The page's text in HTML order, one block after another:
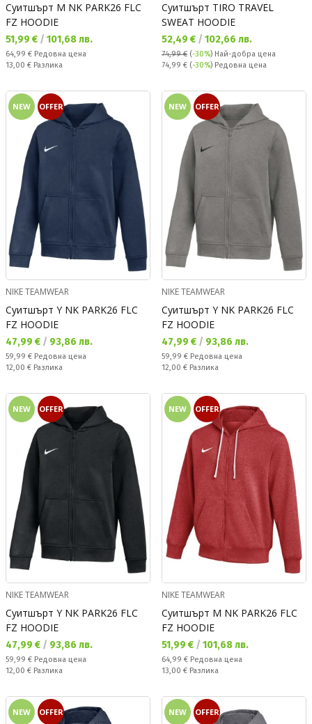
Суитшърт M NK PARK26 FLC
FZ HOODIE
Текуща цена:
51,99 € / 101,68 лв.
Редовна цена:
64,99 € Редовна цена
Спестявате:
13,00 € Разлика
Суитшърт TIRO TRAVEL
SWEAT HOODIE
Текуща цена:
52,49 € / 102,66 лв.
74,99 € (-30%) Най-добра цена
Редовна цена:
74,99 € (-30%) Редовна цена
NEW OFFER
NIKE TEAMWEAR
Суитшърт Y NK PARK26 FLC
FZ HOODIE
Текуща цена:
47,99 € / 93,86 лв.
Редовна цена:
59,99 € Редовна цена
Спестявате:
12,00 € Разлика
NEW OFFER
NIKE TEAMWEAR
Суитшърт Y NK PARK26 FLC
FZ HOODIE
Текуща цена:
47,99 € / 93,86 лв.
Редовна цена:
59,99 € Редовна цена
Спестявате:
12,00 € Разлика
NEW OFFER
NIKE TEAMWEAR
Суитшърт Y NK PARK26 FLC
FZ HOODIE
Текуща цена:
47,99 € / 93,86 лв.
Редовна цена:
59,99 € Редовна цена
Спестявате:
12,00 € Разлика
NEW OFFER
NIKE TEAMWEAR
Суитшърт M NK PARK26 FLC
FZ HOODIE
Текуща цена:
51,99 € / 101,68 лв.
Редовна цена:
64,99 € Редовна цена
Спестявате:
13,00 € Разлика
NEW OFFER NEW OFFER